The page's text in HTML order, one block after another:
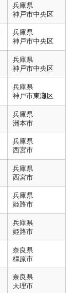
兵庫県
神戸市中央区
兵庫県
神戸市中央区
兵庫県
神戸市中央区
兵庫県
神戸市東灘区
兵庫県
洲本市
兵庫県
西宮市
兵庫県
西宮市
兵庫県
姫路市
兵庫県
姫路市
奈良県
橿原市
奈良県
天理市